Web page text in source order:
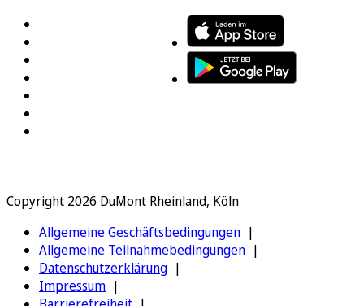
Copyright 2026 DuMont Rheinland, Köln
Allgemeine Geschäftsbedingungen
Allgemeine Teilnahmebedingungen
Datenschutzerklärung
Impressum